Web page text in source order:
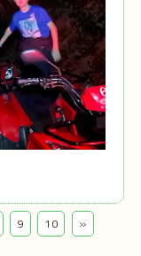
9 10 »